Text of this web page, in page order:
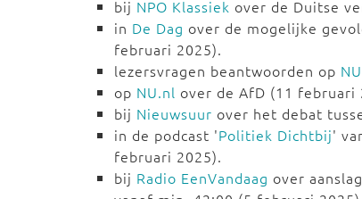
bij NPO Klassiek over de Duitse
in De Dag over de mogelijke
februari 2025).
lezersvragen beantwoorden op
op NU.nl over de AfD (11 februari
bij Nieuwsuur over het debat
in de podcast 'Politiek Dichtbij'
februari 2025).
bij Radio EenVandaag over